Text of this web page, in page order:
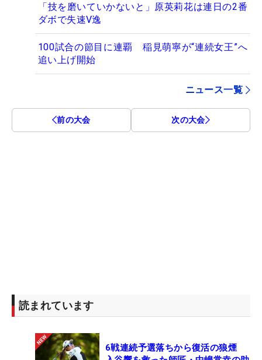
「技を磨いていかないと」原英莉花は連日の2番
ダボで失速V逸
100試合の節目に連覇 稲見萌寧が“連続女王”へ
追い上げ開始
ニュース一覧
前の大会 次の大会
読まれています
6戦連続予選落ちから復活の狼煙